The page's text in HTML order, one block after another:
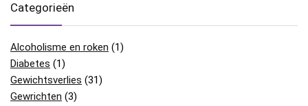
Categorieën
Alcoholisme en roken (1)
Diabetes (1)
Gewichtsverlies (31)
Gewrichten (3)